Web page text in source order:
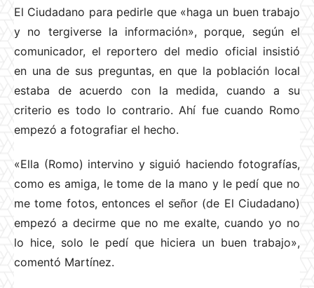
El Ciudadano para pedirle que «haga un buen trabajo
y no tergiverse la información», porque, según el
comunicador, el reportero del medio oficial insistió
en una de sus preguntas, en que la población local
estaba de acuerdo con la medida, cuando a su
criterio es todo lo contrario. Ahí fue cuando Romo
empezó a fotografiar el hecho.
«Ella (Romo) intervino y siguió haciendo fotografías,
como es amiga, le tome de la mano y le pedí que no
me tome fotos, entonces el señor (de El Ciudadano)
empezó a decirme que no me exalte, cuando yo no
lo hice, solo le pedí que hiciera un buen trabajo»,
comentó Martínez.